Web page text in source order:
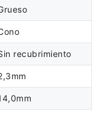
recubrimiento